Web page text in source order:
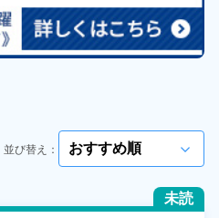
ト・パート
無期雇用派遣
員
arrow_forward_ios
並び替え： arrow_forward_ios
未読